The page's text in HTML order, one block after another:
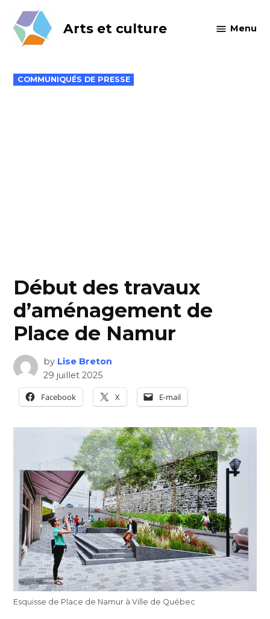
content
Arts et culture Menu
POSTED
IN
COMMUNIQUÉS DE PRESSE
Début des travaux
d’aménagement de
Place de Namur
by Lise Breton
29 juillet 2025
Facebook
X E-mail
Esquisse de Place de Namur à Ville de Québec